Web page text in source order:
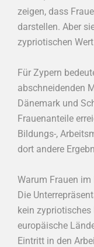
zeigen, dass
darstellen. Aber
zypriotischen
Für Zypern
abschneidenden
Dänemark und
Frauenanteile
Bildungs-,
dort andere
Warum Frauen im
Die
kein
europäische
Eintritt in den